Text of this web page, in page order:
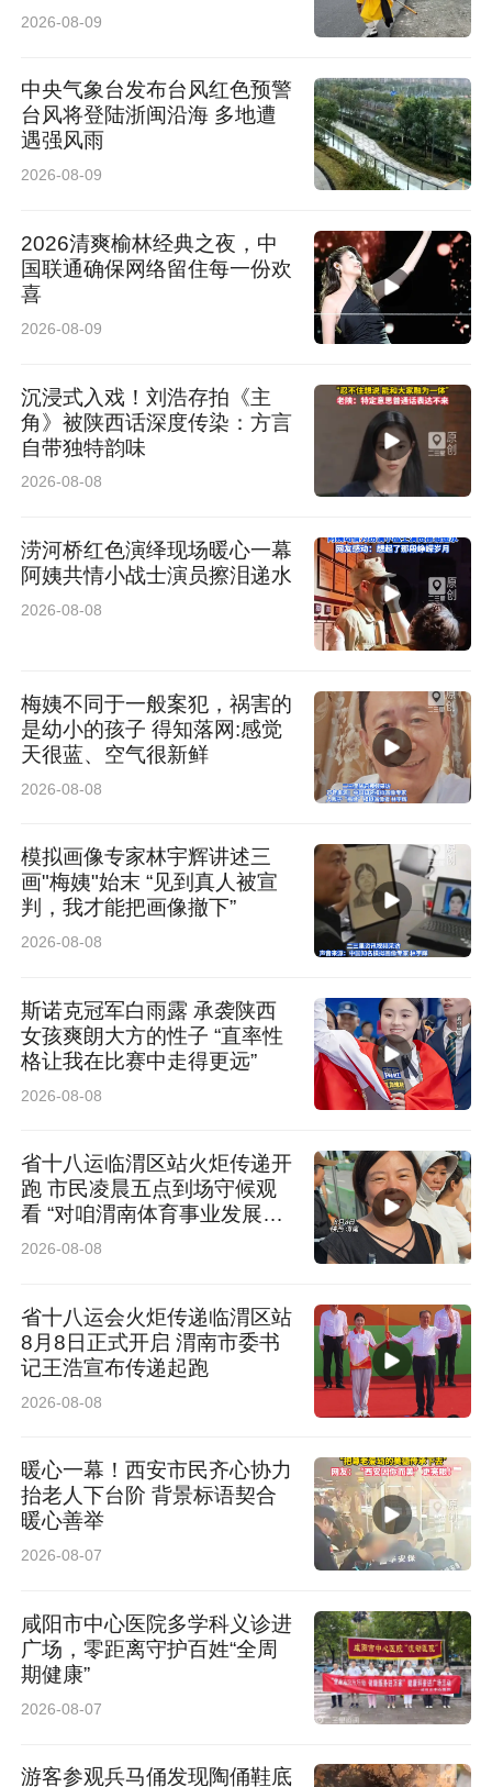
与静态展览呼应，校园科学市集打造了一座“可
玩、可学、可感”的微型科学嘉年华。现场设有棋
类机器人、智能机器狗、空气架子鼓、水果钢
琴、体感机械手、AR弓箭、脑控爆米花等装置。
其中，脑控爆米花成为焦点。该设备基于脑电波
感应技术，体验者仅凭专注程度即可触发爆米花
识。
2026-08-09
中央气象台发布台风红色预警
台风将登陆浙闽沿海 多地遭
遇强风雨
2026-08-09
2026清爽榆林经典之夜，中
国联通确保网络留住每一份欢
喜
2026-08-09
沉浸式入戏！刘浩存拍《主
角》被陕西话深度传染：方言
自带独特韵味
2026-08-08
涝河桥红色演绎现场暖心一幕
阿姨共情小战士演员擦泪递水
2026-08-08
梅姨不同于一般案犯，祸害的
是幼小的孩子 得知落网:感觉
天很蓝、空气很新鲜
2026-08-08
模拟画像专家林宇辉讲述三
画"梅姨"始末 “见到真人被宣
判，我才能把画像撤下”
2026-08-08
斯诺克冠军白雨露 承袭陕西
女孩爽朗大方的性子 “直率性
格让我在比赛中走得更远”
2026-08-08
省十八运临渭区站火炬传递开
跑 市民凌晨五点到场守候观
看 “对咱渭南体育事业发展充
满信心”
2026-08-08
省十八运会火炬传递临渭区站
8月8日正式开启 渭南市委书
记王浩宣布传递起跑
2026-08-08
暖心一幕！西安市民齐心协力
抬老人下台阶 背景标语契合
暖心善举
2026-08-07
咸阳市中心医院多学科义诊进
广场，零距离守护百姓“全周
期健康”
2026-08-07
游客参观兵马俑发现陶俑鞋底